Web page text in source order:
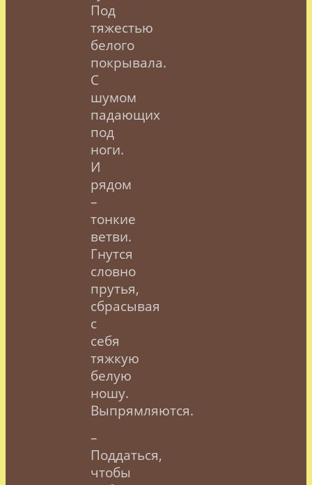
Под
тяжестью
белого
покрывала.
С
шумом
падающих
под
ноги.
И
рядом
–
тонкие
ветви.
Гнутся
словно
прутья,
сбрасывая
с
себя
тяжкую
белую
ношу.
Выпрямляются.
–
Поддаться,
чтобы